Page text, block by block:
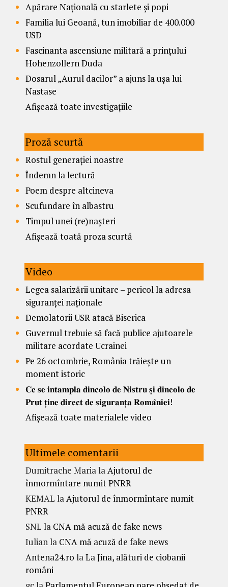
Apărare Națională cu starlete și popi
Familia lui Geoană, tun imobiliar de 400.000
USD
Fascinanta ascensiune militară a prințului
Hohenzollern Duda
Dosarul „Aurul dacilor” a ajuns la ușa lui
Nastase
Afișează toate investigațiile
Proză scurtă
Rostul generației noastre
Îndemn la lectură
Poem despre altcineva
Scufundare în albastru
Timpul unei (re)nașteri
Afișează toată proza scurtă
Video
Legea salarizării unitare – pericol la adresa
siguranței naționale
Demolatorii USR atacă Biserica
Guvernul trebuie să facă publice ajutoarele
militare acordate Ucrainei
Pe 26 octombrie, România trăiește un
moment istoric
𝐂𝐞 𝐬𝐞 𝐢𝐧𝐭𝐚𝐦𝐩𝐥𝐚 𝐝𝐢𝐧𝐜𝐨𝐥𝐨 𝐝𝐞 𝐍𝐢𝐬𝐭𝐫𝐮 𝐬̦𝐢 𝐝𝐢𝐧𝐜𝐨𝐥𝐨 𝐝𝐞
𝐏𝐫𝐮𝐭 𝐭̦𝐢𝐧𝐞 𝐝𝐢𝐫𝐞𝐜𝐭 𝐝𝐞 𝐬𝐢𝐠𝐮𝐫𝐚𝐧𝐭̦𝐚 𝐑𝐨𝐦𝐚̂𝐧𝐢𝐞𝐢!
Afișează toate materialele video
Ultimele comentarii
Dumitrache MarialaAjutorul de
înmormîntare numit PNRR
KEMAL laAjutorul de înmormîntare numit
PNRR
SNL la CNA mă acuză de fake news
Iulianla CNA mă acuză de fake news
Antena24.ro laLa Jina, alături de ciobanii
români